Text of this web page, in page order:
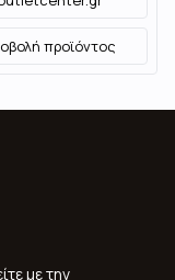
με την
προϊόντος